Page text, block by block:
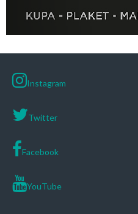
Instagram
Twitter
Facebook
YouTube